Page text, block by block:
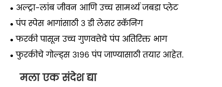
अल्ट्रा-लांब जीवन आणि उच्च सामर्थ्य जबडा प्लेट
पंप स्पेस भागांसाठी 3 डी लेसर स्कॅनिंग
फरकी पासून उच्च गुणवत्तेचे पंप अतिरिक्त भाग
फुरकीचे गोल्ड्स 3196 पंप जाण्यासाठी तयार आहेत.
मला एक संदेश द्या